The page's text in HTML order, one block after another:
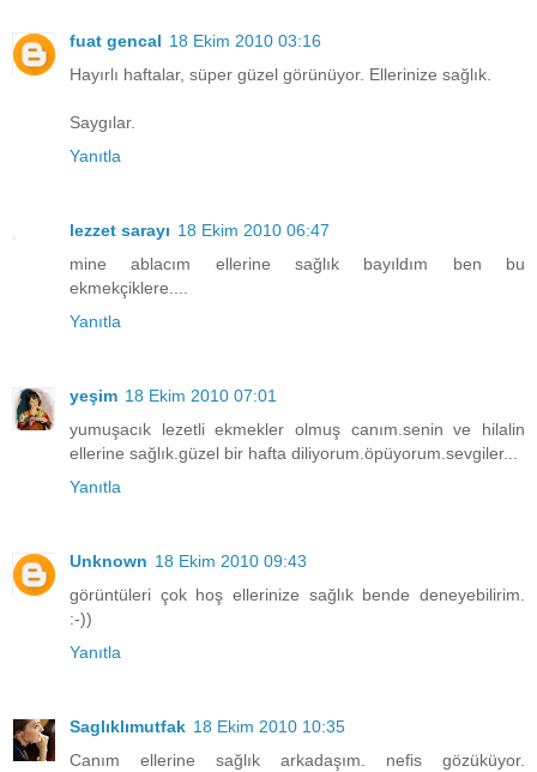
fuat gencal 18 Ekim 2010 03:16
Hayırlı haftalar, süper güzel görünüyor. Ellerinize sağlık.
Saygılar.
Yanıtla
lezzet sarayı 18 Ekim 2010 06:47
mine ablacım ellerine sağlık bayıldım ben bu
ekmekçiklere....
Yanıtla
yeşim 18 Ekim 2010 07:01
yumuşacık lezetli ekmekler olmuş canım.senin ve hilalin
ellerine sağlık.güzel bir hafta diliyorum.öpüyorum.sevgiler...
Yanıtla
Unknown 18 Ekim 2010 09:43
görüntüleri çok hoş ellerinize sağlık bende deneyebilirim.
:-))
Yanıtla
Saglıklımutfak 18 Ekim 2010 10:35
Canım ellerine sağlık arkadaşım. nefis gözüküyor.